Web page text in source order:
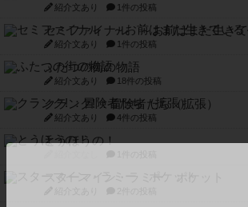
紹介文あり 1件の投稿
セミファイナル ～お前はまだ生きて
紹介文あり 1件の投稿
ふたつの街の物語
紹介文あり 18件の投稿
クランク! ：冒険者たち（拡張）
紹介文あり 4件の投稿
とうほうの！